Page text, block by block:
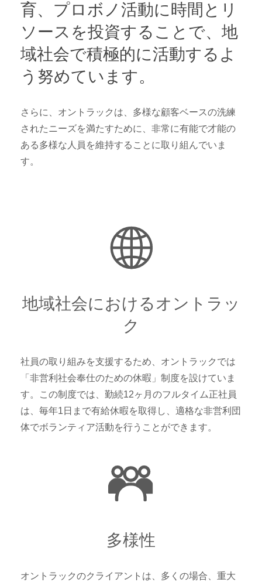
育、プロボノ活動に時間とリ
ソースを投資することで、地
域社会で積極的に活動するよ
う努めています。
さらに、オントラックは、多様な顧客ベースの洗練
されたニーズを満たすために、非常に有能で才能の
ある多様な人員を維持することに取り組んでいま
す。
地域社会におけるオントラッ
ク
社員の取り組みを支援するため、オントラックでは
「非営利社会奉仕のための休暇」制度を設けていま
す。この制度では、勤続12ヶ月のフルタイム正社員
は、毎年1日まで有給休暇を取得し、適格な非営利団
体でボランティア活動を行うことができます。
多様性
オントラックのクライアントは、多くの場合、重大